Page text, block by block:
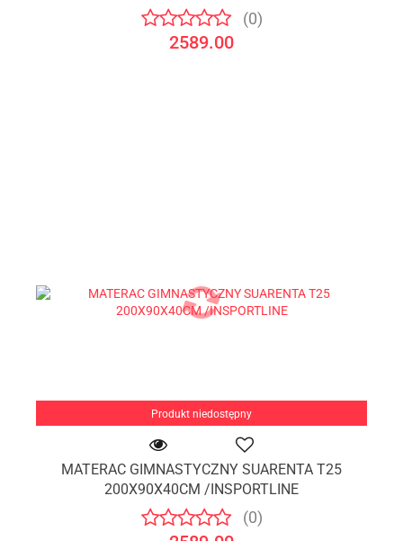
(0)
2589.00
Produkt niedostępny
MATERAC GIMNASTYCZNY SUARENTA T25
200X90X40CM /INSPORTLINE
(0)